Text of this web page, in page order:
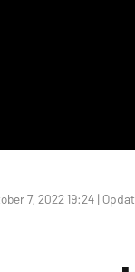
7, 2022 19:24 |